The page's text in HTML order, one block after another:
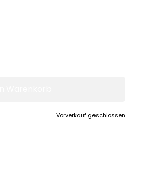
Vorverkauf geschlossen